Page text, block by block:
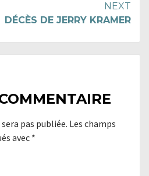
NEXT
DÉCÈS DE JERRY KRAMER
pas publiée. Les champs
avec *